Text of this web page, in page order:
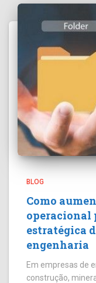
BLOG
Como
operacional
estratégica
engenharia
Em empresas de
construção,